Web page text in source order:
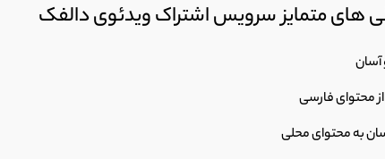
های متمایز سرویس اشتراک ویدئوی دالفک
آسان
محتوای فارسی
به محتوای محلی